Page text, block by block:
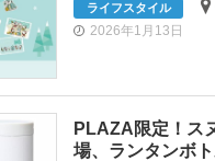
ライフスタイル
2026年1月13日
PLAZA限定！ス
場、ランタンボ